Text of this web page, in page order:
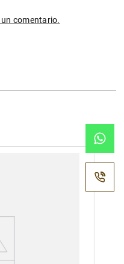
comentario.